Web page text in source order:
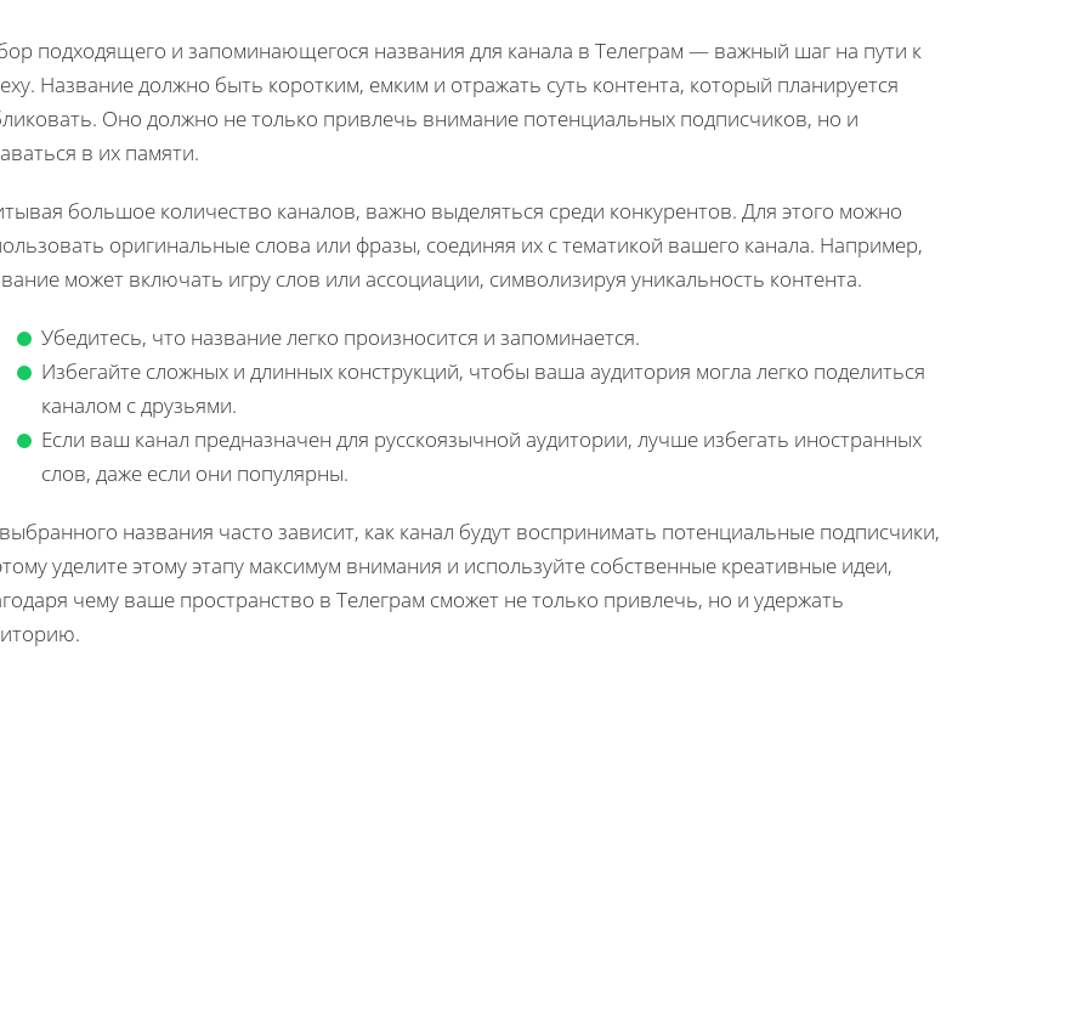
подходящего и запоминающегося названия для канала в Телеграм — важный шаг на пути к
Название должно быть коротким, емким и отражать суть контента, который планируется
Оно должно не только привлечь внимание потенциальных подписчиков, но и
в их памяти.
большое количество каналов, важно выделяться среди конкурентов. Для этого можно
оригинальные слова или фразы, соединяя их с тематикой вашего канала. Например,
может включать игру слов или ассоциации, символизируя уникальность контента.
Убедитесь, что название легко произносится и запоминается.
Избегайте сложных и длинных конструкций, чтобы ваша аудитория могла легко поделиться
каналом с друзьями.
Если ваш канал предназначен для русскоязычной аудитории, лучше избегать иностранных
слов, даже если они популярны.
названия часто зависит, как канал будут воспринимать потенциальные подписчики,
уделите этому этапу максимум внимания и используйте собственные креативные идеи,
чему ваше пространство в Телеграм сможет не только привлечь, но и удержать